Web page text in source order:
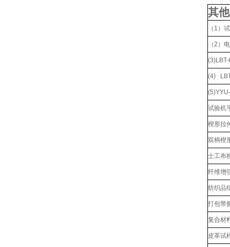
其
（1）
（2）
(4)
试验机
楔形拉
双柄楔
士工布
纤维增
纺织品
打包带
复合材
皮革试